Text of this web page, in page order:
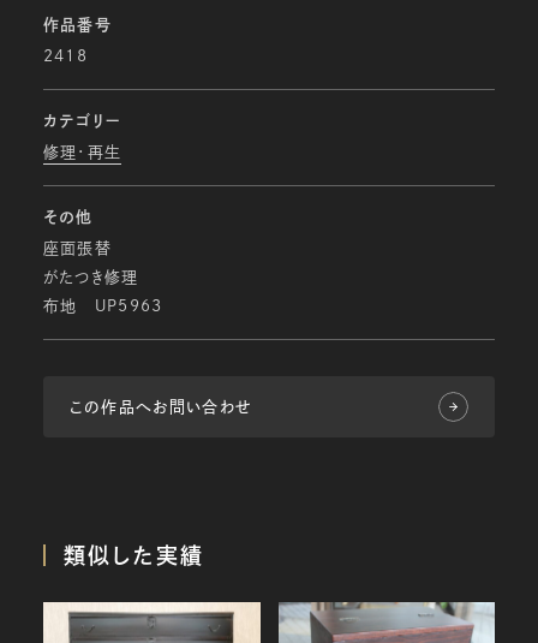
作品番号
2418
カテゴリー
修理・再生
その他
座面張替
がたつき修理
布地 UP5963
この作品へお問い合わせ
類似した実績